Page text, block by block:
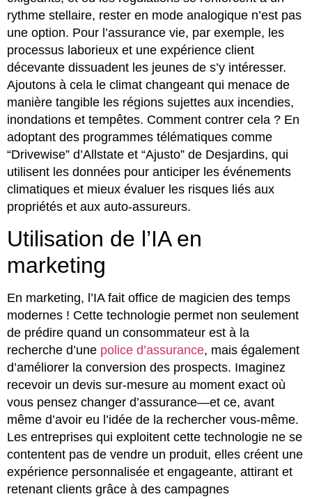
rythme stellaire, rester en mode analogique n’est pas
une option. Pour l’assurance vie, par exemple, les
processus laborieux et une expérience client
décevante dissuadent les jeunes de s’y intéresser.
Ajoutons à cela le climat changeant qui menace de
manière tangible les régions sujettes aux incendies,
inondations et tempêtes. Comment contrer cela ? En
adoptant des programmes télématiques comme
“Drivewise” d’Allstate et “Ajusto” de Desjardins, qui
utilisent les données pour anticiper les événements
climatiques et mieux évaluer les risques liés aux
propriétés et aux auto-assureurs.
Utilisation de l’IA en
marketing
En marketing, l’IA fait office de magicien des temps
modernes ! Cette technologie permet non seulement
de prédire quand un consommateur est à la
recherche d’une police d’assurance, mais également
d’améliorer la conversion des prospects. Imaginez
recevoir un devis sur-mesure au moment exact où
vous pensez changer d’assurance—et ce, avant
même d’avoir eu l’idée de la rechercher vous-même.
Les entreprises qui exploitent cette technologie ne se
contentent pas de vendre un produit, elles créent une
expérience personnalisée et engageante, attirant et
retenant clients grâce à des campagnes